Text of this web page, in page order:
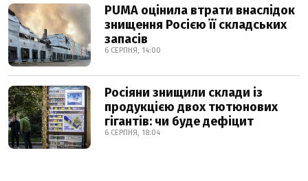
PUMA оцінила втрати внаслідок
знищення Росією її складських
запасів
6 СЕРПНЯ, 14:00
Росіяни знищили склади із
продукцією двох тютюнових
гігантів: чи буде дефіцит
6 СЕРПНЯ, 18:04